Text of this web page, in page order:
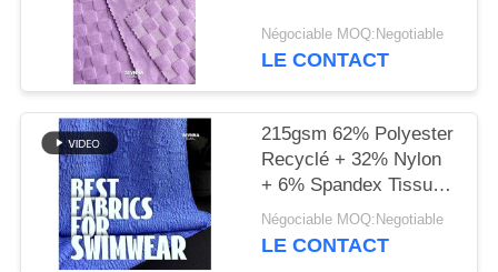
Négociable MOQ:Negotiable
LE CONTACT
215gsm 62% Polyester
Recyclé + 32% Nylon
+ 6% Spandex Tissu
Maillot de Bain Recyclé
RT-4646
Négociable MOQ:Negotiable
LE CONTACT